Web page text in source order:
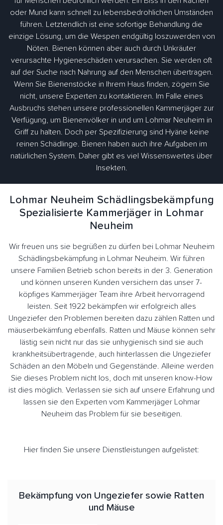
oder Mund kann schnell zu lebensbedrohlichen Umständen
führen. Letztendlich ist eine sofortige Behandlung die
einzige Lösung, um die Wespen endgültig loszuwerden von
Nöten. Bienen können aber auch durch Unkräuter
verursachte Hygieneschäden verursachen. Sie werden oft
auf der Suche nach Nahrung auf den Menschen übertragen.
Wenn Sie Bienenstöcke in Ihrem Haus finden, zögern Sie
nicht, unsere Experten zu kontaktieren. Im Falle eines
Ausbruchs stehen unsere professionellen Kammerjäger zur
Verfügung, um Bienenvölker in und um Lohmar Neuheim in
Griff zu halten. Doch per Spezifizierung sind Hyäne keine
reinen Schädlinge. Bienen haben auch ihre Aufgaben im
natürlichen System. Daher gibt es viel Wissenswertes über
Insekten.
Lohmar Neuheim Schädlingsbekämpfung
Spezialisierte Kammerjäger in Lohmar
Neuheim
Wir freuen uns sie begrüßen zu dürfen bei Lohmar Neuheim
Schädlingsbekämpfung in Lohmar Neuheim. Wir führen
unsere Familien Betrieb schon bereits in der 3. Generation
und können unseren Kunden versichern das unser 7-
köpfiges Kammerjäger Team ihre Arbeit hervorragend
leisten. Seit 1922 bekämpfen wir erfolgreich alles
Ungeziefer den Problemen bereiten dazu zählen Ratten und
mäuserbekämfung ebenfalls. Ratten und Mäuse können sehr
lästig sein nicht nur das sie unhygienisch sind sie auch
krankheitsübertragende, auch hinterlassen die Ungeziefer
Schäden an den Möbeln und Gegenstände. Alleine werden
Sie dieses Problem nicht los, doch mit unseren know-How
ist dies möglich. Verlassen sie sich auf unsere Erfahrung und
lassen sie den Experten vom Kammerjäger Lohmar
Neuheim das Problem für sie beseitigen.
Hier finden Sie unsere Dienstleistungen aufgelistet:
Bekämpfung von Ungeziefer sowie Ratten
und Mäuse